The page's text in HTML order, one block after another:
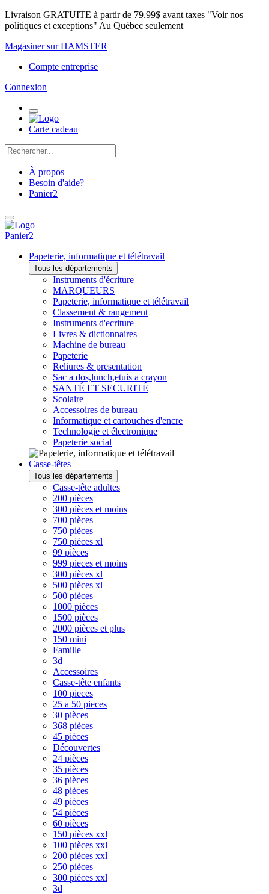
Livraison GRATUITE à partir de 79.99$ avant taxes "Voir nos
politiques et exceptions" Au Québec seulement
Magasiner sur HAMSTER
Compte entreprise
Connexion
Carte cadeau
À propos
Besoin d'aide?
Panier2
Panier2
Papeterie, informatique et télétravail
Tous les départements
Instruments d'écriture
MARQUEURS
Papeterie, informatique et télétravail
Classement & rangement
Instruments d'ecriture
Livres & dictionnaires
Machine de bureau
Papeterie
Reliures & presentation
Sac a dos,lunch,etuis a crayon
SANTÉ ET SECURITÉ
Scolaire
Accessoires de bureau
Informatique et cartouches d'encre
Technologie et électronique
Papeterie social
Casse-têtes
Tous les départements
Casse-tête adultes
200 pièces
300 pièces et moins
700 pièces
750 pièces
750 pièces xl
99 pièces
999 pieces et moins
300 pièces xl
500 pièces xl
500 pièces
1000 pièces
1500 pièces
2000 pièces et plus
150 mini
Famille
3d
Accessoires
Casse-tête enfants
100 pieces
25 a 50 pieces
30 pièces
368 pièces
45 pièces
Découvertes
24 pièces
35 pièces
36 pièces
48 pièces
49 pièces
54 pièces
60 pièces
150 pièces xxl
100 pièces xxl
200 pièces xxl
250 pièces
300 pièces xxl
3d